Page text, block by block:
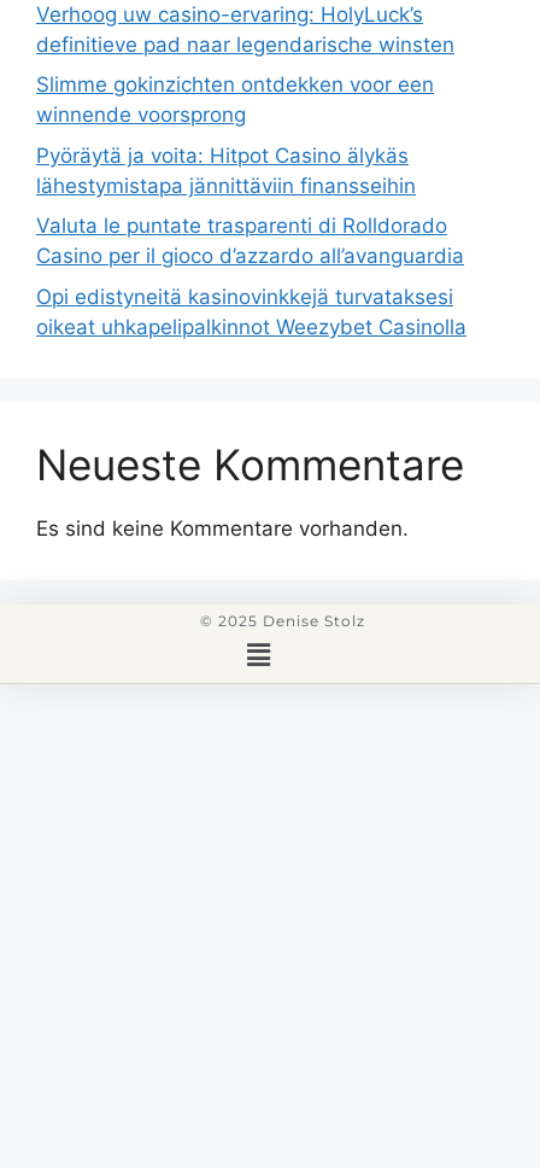
Verhoog uw casino-ervaring: HolyLuck’s
definitieve pad naar legendarische winsten
Slimme gokinzichten ontdekken voor een
winnende voorsprong
Pyöräytä ja voita: Hitpot Casino älykäs
lähestymistapa jännittäviin finansseihin
Valuta le puntate trasparenti di Rolldorado
Casino per il gioco d’azzardo all’avanguardia
Opi edistyneitä kasinovinkkejä turvataksesi
oikeat uhkapelipalkinnot Weezybet Casinolla
Neueste Kommentare
Es sind keine Kommentare vorhanden.
© 2025 Denise Stolz